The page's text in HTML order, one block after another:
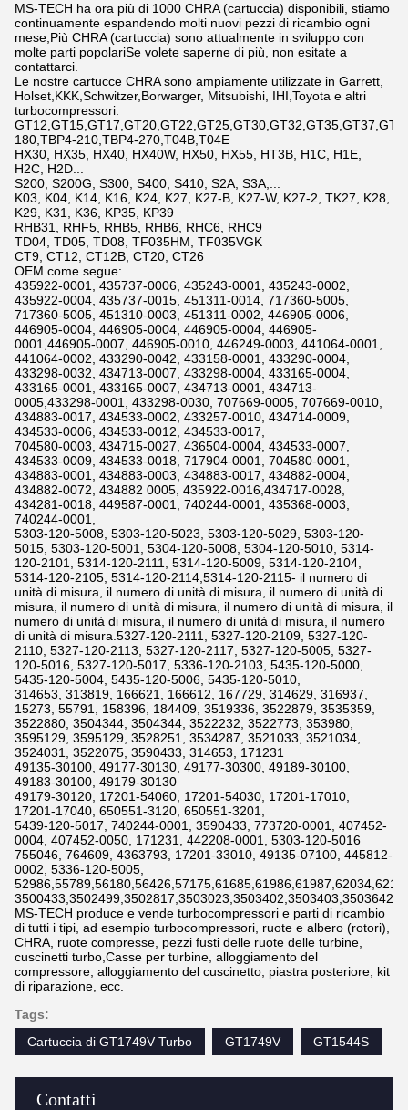
Contatti
MS-TECH ha ora più di 1000 CHRA (cartuccia) disponibili, stiamo
continuamente espandendo molti nuovi pezzi di ricambio ogni
mese,Più CHRA (cartuccia) sono attualmente in sviluppo con
molte parti popolariSe volete saperne di più, non esitate a
contattarci.
Le nostre cartucce CHRA sono ampiamente utilizzate in Garrett,
Holset,KKK,Schwitzer,Borwarger, Mitsubishi, IHI,Toyota e altri
turbocompressori.
180,TBP4-210,TBP4-270,T04B,T04E
HX30, HX35, HX40, HX40W, HX50, HX55, HT3B, H1C, H1E,
H2C, H2D...
S200, S200G, S300, S400, S410, S2A, S3A,...
K03, K04, K14, K16, K24, K27, K27-B, K27-W, K27-2, TK27, K28,
K29, K31, K36, KP35, KP39
RHB31, RHF5, RHB5, RHB6, RHC6, RHC9
TD04, TD05, TD08, TF035HM, TF035VGK
CT9, CT12, CT12B, CT20, CT26
OEM come segue:
435922-0001, 435737-0006, 435243-0001, 435243-0002,
435922-0004, 435737-0015, 451311-0014, 717360-5005,
717360-5005, 451310-0003, 451311-0002, 446905-0006,
446905-0004, 446905-0004, 446905-0004, 446905-
0001,446905-0007, 446905-0010, 446249-0003, 441064-0001,
441064-0002, 433290-0042, 433158-0001, 433290-0004,
433298-0032, 434713-0007, 433298-0004, 433165-0004,
433165-0001, 433165-0007, 434713-0001, 434713-
0005,433298-0001, 433298-0030, 707669-0005, 707669-0010,
434883-0017, 434533-0002, 433257-0010, 434714-0009,
434533-0006, 434533-0012, 434533-0017,
704580-0003, 434715-0027, 436504-0004, 434533-0007,
434533-0009, 434533-0018, 717904-0001, 704580-0001,
434883-0001, 434883-0003, 434883-0017, 434882-0004,
434882-0072, 434882 0005, 435922-0016,434717-0028,
434281-0018, 449587-0001, 740244-0001, 435368-0003,
740244-0001,
5303-120-5008, 5303-120-5023, 5303-120-5029, 5303-120-
5015, 5303-120-5001, 5304-120-5008, 5304-120-5010, 5314-
120-2101, 5314-120-2111, 5314-120-5009, 5314-120-2104,
5314-120-2105, 5314-120-2114,5314-120-2115- il numero di
unità di misura, il numero di unità di misura, il numero di unità di
misura, il numero di unità di misura, il numero di unità di misura, il
numero di unità di misura, il numero di unità di misura, il numero
di unità di misura.5327-120-2111, 5327-120-2109, 5327-120-
2110, 5327-120-2113, 5327-120-2117, 5327-120-5005, 5327-
120-5016, 5327-120-5017, 5336-120-2103, 5435-120-5000,
5435-120-5004, 5435-120-5006, 5435-120-5010,
314653, 313819, 166621, 166612, 167729, 314629, 316937,
15273, 55791, 158396, 184409, 3519336, 3522879, 3535359,
3522880, 3504344, 3504344, 3522232, 3522773, 353980,
3595129, 3595129, 3528251, 3534287, 3521033, 3521034,
3524031, 3522075, 3590433, 314653, 171231
49135-30100, 49177-30130, 49177-30300, 49189-30100,
49183-30100, 49179-30130
49179-30120, 17201-54060, 17201-54030, 17201-17010,
17201-17040, 650551-3120, 650551-3201,
5439-120-5017, 740244-0001, 3590433, 773720-0001, 407452-
0004, 407452-0050, 171231, 442208-0001, 5303-120-5016
755046, 764609, 4363793, 17201-33010, 49135-07100, 445812-
0002, 5336-120-5005,
MS-TECH produce e vende turbocompressori e parti di ricambio
di tutti i tipi, ad esempio turbocompressori, ruote e albero (rotori),
CHRA, ruote compresse, pezzi fusti delle ruote delle turbine,
cuscinetti turbo,Casse per turbine, alloggiamento del
compressore, alloggiamento del cuscinetto, piastra posteriore, kit
di riparazione, ecc.
Tags:
Cartuccia di GT1749V Turbo
GT1749V GT1544S